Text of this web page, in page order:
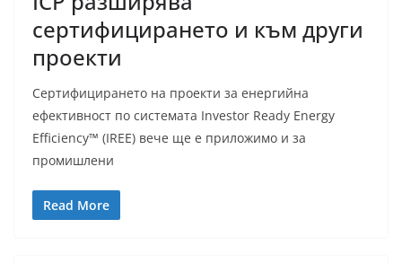
сертифицирането и към други
проекти
Сертифицирането на проекти за енергийна
ефективност по системата Investor Ready Energy
Efficiency™ (IREE) вече ще е приложимо и за
промишлени
Read More